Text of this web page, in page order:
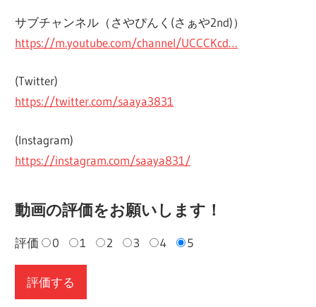
サブチャンネル（さやぴんく(さぁや2nd)）
https://m.youtube.com/channel/UCCCKcd…
(Twitter)
https://twitter.com/saaya3831
(Instagram)
https://instagram.com/saaya831/
動画の評価をお願いします！
評価 0 1 2 3 4 5